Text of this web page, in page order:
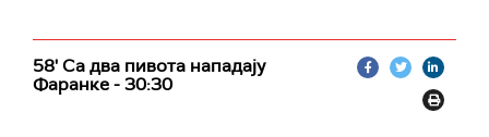
58' Са два пивота нападају
Фаранке - 30:30